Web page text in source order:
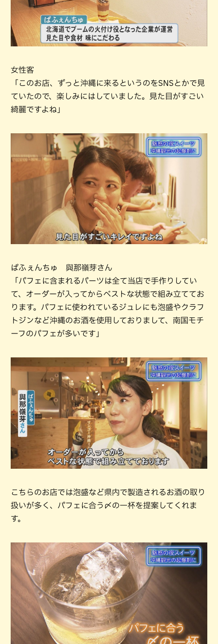
女性客
「このお店、ずっと沖縄に来るというのをSNSとかで見
ていたので、楽しみにはしていました。見た目がすごい
綺麗ですよね」
ぱふぇんちゅ 與那嶺芽さん
「パフェに含まれるパーツは全て当店で手作りしてい
て、オーダーが入ってからベストな状態で組み立ててお
ります。パフェに使われているジュレにも泡盛やクラフ
トジンなど沖縄のお酒を使用しておりまして、南国モチ
ーフのパフェが多いです」
こちらのお店では泡盛など県内で製造されるお酒の取り
扱いが多く、パフェに合う〆の一杯を提案してくれま
す。